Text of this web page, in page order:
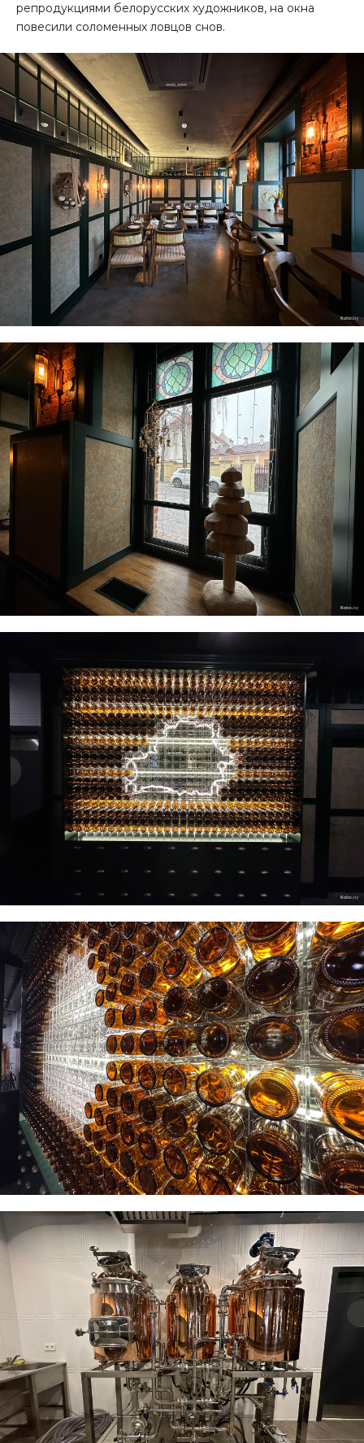
репродукциями белорусских художников, на окна
повесили соломенных ловцов снов.